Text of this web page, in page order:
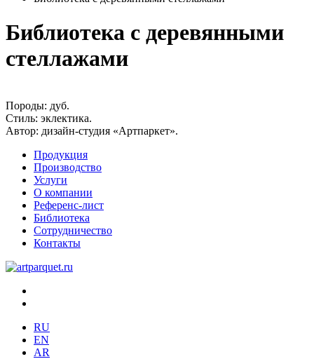
Библиотека с деревянными
стеллажами
Породы: дуб.
Стиль: эклектика.
Автор: дизайн-студия «Артпаркет».
Продукция
Производство
Услуги
О компании
Референс-лист
Библиотека
Сотрудничество
Контакты
RU
EN
AR